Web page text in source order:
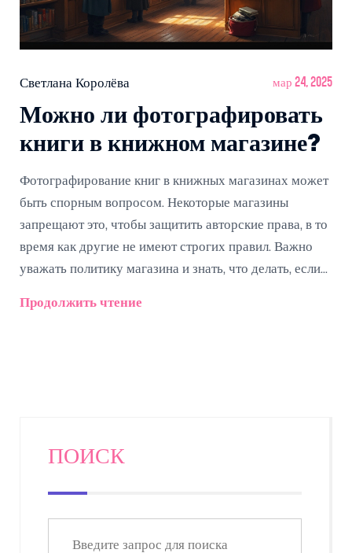
Светлана Королёва мар 24, 2025
Можно ли фотографировать
книги в книжном магазине?
Фотографирование книг в книжных магазинах может
быть спорным вопросом. Некоторые магазины
запрещают это, чтобы защитить авторские права, в то
время как другие не имеют строгих правил. Важно
уважать политику магазина и знать, что делать, если
Эта статья предлагает полезные советы и факты об
Продолжить чтение
ПОИСК